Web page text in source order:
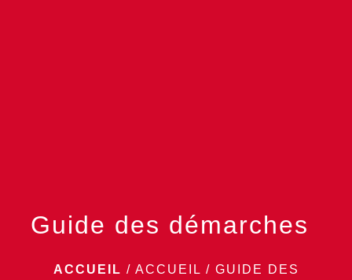
Guide des démarches
ACCUEIL / ACCUEIL / GUIDE DES